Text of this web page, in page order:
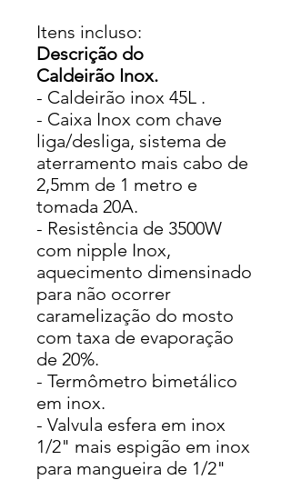
Itens incluso:
Descrição do
Caldeirão Inox.
- Caldeirão inox 45L .
- Caixa Inox com chave
liga/desliga, sistema de
aterramento mais cabo de
2,5mm de 1 metro e
tomada 20A.
- Resistência de 3500W
com nipple Inox,
aquecimento dimensinado
para não ocorrer
caramelização do mosto
com taxa de evaporação
de 20%.
- Termômetro bimetálico
em inox.
- Valvula esfera em inox
1/2" mais espigão em inox
para mangueira de 1/2"